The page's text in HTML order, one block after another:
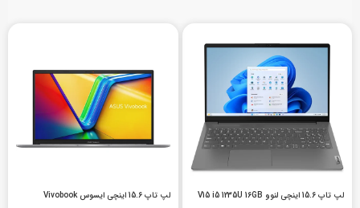
لپ تاپ 15.6 اینچی لنوو V15 i5 1235U 16GB
لپ تاپ 15.6 اینچی ایسوس Vivobook